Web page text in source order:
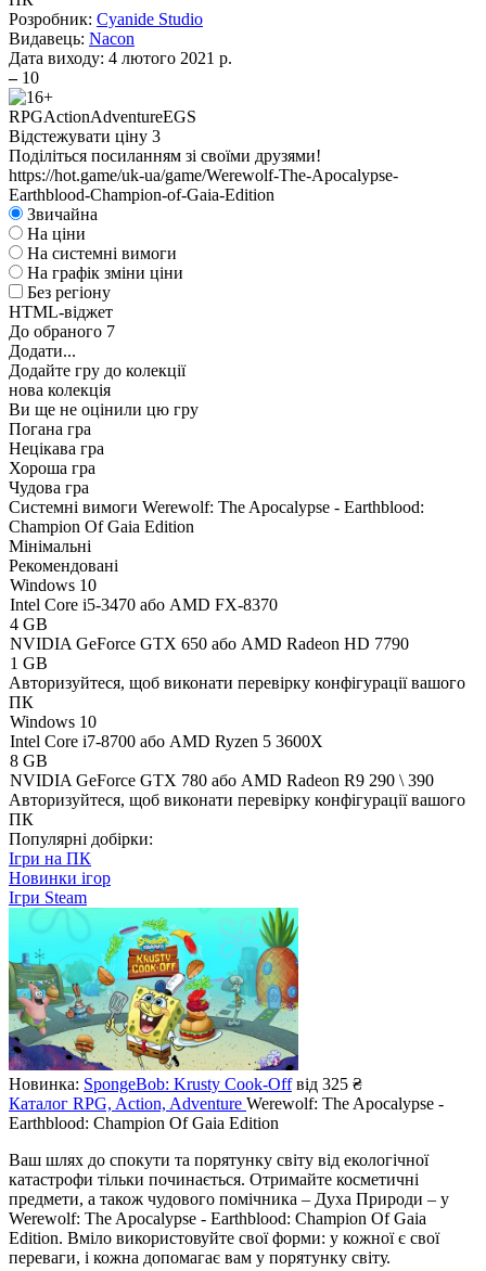
Розробник: Cyanide Studio
Видавець: Nacon
Дата виходу: 4 лютого 2021 р.
– 10
RPGActionAdventureEGS
Відстежувати ціну 3
Поділіться посиланням зі своїми друзями!
https://hot.game/uk-ua/game/Werewolf-The-Apocalypse-
Earthblood-Champion-of-Gaia-Edition
Звичайна
На ціни
На системні вимоги
На графік зміни ціни
Без регіону
HTML-віджет
До обраного 7
Додати...
Додайте гру до колекції
нова колекція
Ви ще не оцінили цю гру
Погана гра
Нецікава гра
Хороша гра
Чудова гра
Системні вимоги Werewolf: The Apocalypse - Earthblood:
Champion Of Gaia Edition
Мінімальні
Рекомендовані
Windows 10
Intel Core i5-3470 або AMD FX-8370
4 GB
NVIDIA GeForce GTX 650 або AMD Radeon HD 7790
1 GB
Авторизуйтеся, щоб виконати перевірку конфігурації вашого
ПК
Windows 10
Intel Core i7-8700 або AMD Ryzen 5 3600X
8 GB
NVIDIA GeForce GTX 780 або AMD Radeon R9 290 \ 390
Авторизуйтеся, щоб виконати перевірку конфігурації вашого
ПК
Популярні добірки:
Ігри на ПК
Новинки ігор
Ігри Steam
Новинка: SpongeBob: Krusty Cook-Offвід 325 ₴
Каталог RPG, Action, Adventure Werewolf: The Apocalypse -
Earthblood: Champion Of Gaia Edition
Ваш шлях до спокути та порятунку світу від екологічної
катастрофи тільки починається. Отримайте косметичні
предмети, а також чудового помічника – Духа Природи – у
Werewolf: The Apocalypse - Earthblood: Champion Of Gaia
Edition. Вміло використовуйте свої форми: у кожної є свої
переваги, і кожна допомагає вам у порятунку світу.